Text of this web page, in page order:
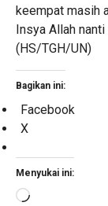
keempat masih
Insya Allah nanti
(HS/TGH/UN)
Bagikan ini:
Facebook
X
Menyukai ini:
Memuat...